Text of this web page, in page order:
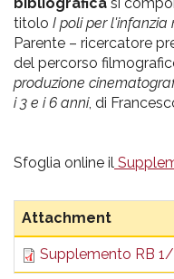
titolo I poli per
Parente – ricercatore
del percorso
produzione
i 3 e i 6 anni, di
Sfoglia online il
Attachment
Supplemento RB